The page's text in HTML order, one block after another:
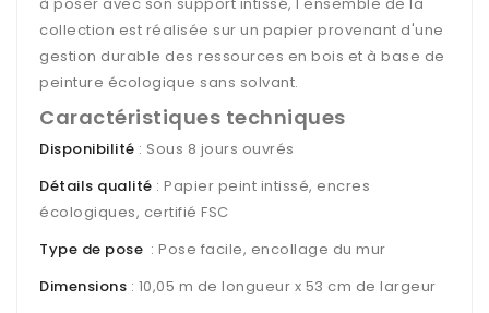
à poser avec son support intissé, l'ensemble de la
collection est réalisée sur un papier provenant d'une
gestion durable des ressources en bois et à base de
peinture écologique sans solvant.
Caractéristiques techniques
Disponibilité : Sous 8 jours ouvrés
Détails qualité : Papier peint intissé, encres
écologiques, certifié FSC
Type de pose : Pose facile, encollage du mur
Dimensions : 10,05 m de longueur x 53 cm de largeur